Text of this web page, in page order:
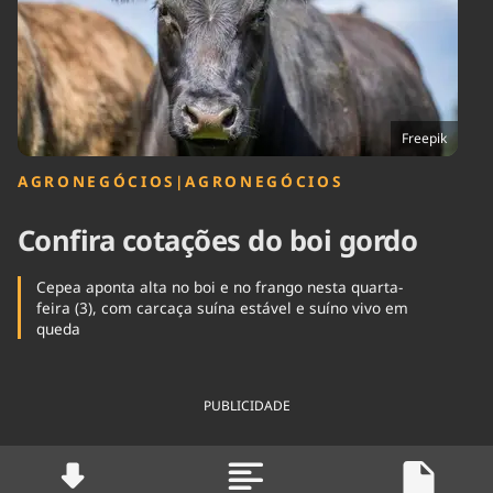
Cinema
Infraestrutura
Internacional
Tempo
Freepik
AGRONEGÓCIOS |AGRONEGÓCIOS
Confira cotações do boi gordo
Cepea aponta alta no boi e no frango nesta quarta-
feira (3), com carcaça suína estável e suíno vivo em
queda
PUBLICIDADE